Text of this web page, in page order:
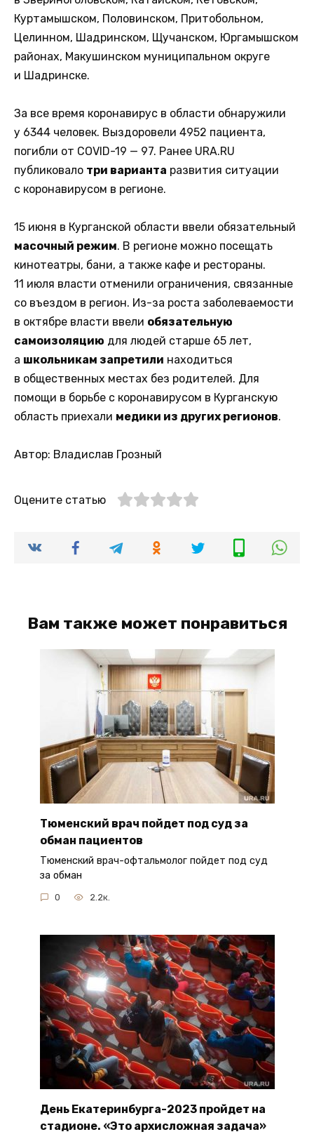
Куртамышском, Половинском, Притобольном,
Целинном, Шадринском, Щучанском, Юргамышском
районах, Макушинском муниципальном округе
и Шадринске.
За все время коронавирус в области обнаружили
у 6344 человек. Выздоровели 4952 пациента,
погибли от COVID-19 — 97. Ранее URA.RU
публиковало три варианта развития ситуации
с коронавирусом в регионе.
15 июня в Курганской области ввели обязательный
масочный режим. В регионе можно посещать
кинотеатры, бани, а также кафе и рестораны.
11 июля власти отменили ограничения, связанные
со въездом в регион. Из-за роста заболеваемости
в октябре власти ввели обязательную
самоизоляцию для людей старше 65 лет,
а школьникам запретили находиться
в общественных местах без родителей. Для
помощи в борьбе с коронавирусом в Курганскую
область приехали медики из других регионов.
Автор: Владислав Грозный
Оцените статью
Вам также может понравиться
Тюменский врач пойдет под суд за
обман пациентов
Тюменский врач-офтальмолог пойдет под суд
за обман
0 2.2к.
День Екатеринбурга-2023 пройдет на
стадионе. «Это архисложная задача»